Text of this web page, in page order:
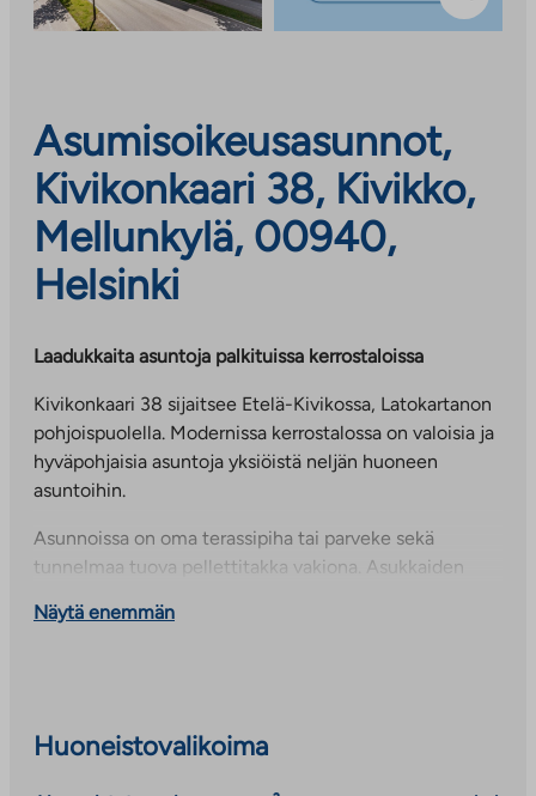
Asumisoikeusasunnot,
Kivikonkaari 38, Kivikko,
Mellunkylä, 00940,
Helsinki
Laadukkaita asuntoja palkituissa kerrostaloissa
Kivikonkaari 38 sijaitsee Etelä-Kivikossa, Latokartanon
pohjoispuolella. Modernissa kerrostalossa on valoisia ja
hyväpohjaisia asuntoja yksiöistä neljän huoneen
asuntoihin.
Asunnoissa on oma terassipiha tai parveke sekä
tunnelmaa tuova pellettitakka vakiona. Asukkaiden
yhteissaunaosastoa sekä kerho- ja takkahuone.
arkkitehtuurikilpailussa.
Näytä enemmän
Huoneistovalikoima